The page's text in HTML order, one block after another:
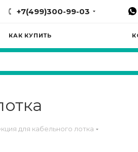
+7(499)300-99-03
КАК КУПИТЬ
для кабельного лотка